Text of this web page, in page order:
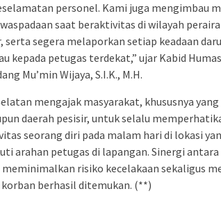
personel. Kami juga mengimbau
saat beraktivitas di wilayah
segera melaporkan setiap keadaan
kepada petugas terdekat,” ujar Kabid
Mu’min Wijaya, S.I.K., M.H.
mengajak masyarakat, khususnya
daerah pesisir, untuk selalu
seorang diri pada malam hari di lokasi
arahan petugas di lapangan. Sinergi
risiko kecelakaan sekaligus
berhasil ditemukan. (**)